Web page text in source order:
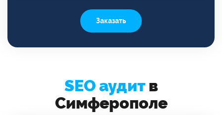
Заказать
SEO аудитв
Симферополе